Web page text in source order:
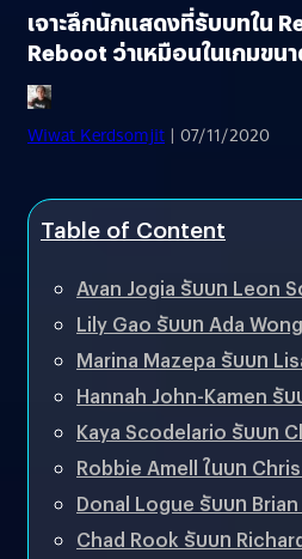
เจาะลึกนักแสดงที่รับบทใน
Reboot ว่าเหมือนในเกมขน
Wiwat Kerdsomjit | 07/11/2020
Table of Content
Avan Jogia รับบท Leon
Lily Gao รับบท Ada Wong
Marina Mazepa รับบท
Hannah John-Kamen รั
Kaya Scodelario รับบท
Robbie Amell ในบท
Donal Logue รับบท
Chad Rook รับบท